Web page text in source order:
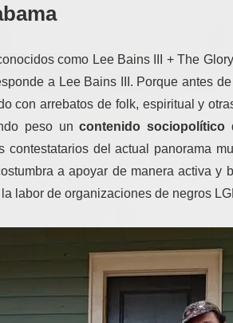
como Lee Bains III + The
a Lee Bains III. Porque antes
con arrebatos de folk, espiritual y
peso uncontenido sociopolítico
del actual panorama
a apoyar de manera activa y
labor de organizaciones de negros